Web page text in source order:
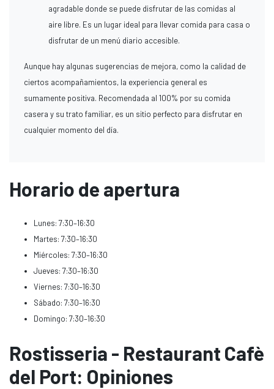
agradable donde se puede disfrutar de las comidas al
aire libre. Es un lugar ideal para llevar comida para casa o
disfrutar de un menú diario accesible.
Aunque hay algunas sugerencias de mejora, como la calidad de
ciertos acompañamientos, la experiencia general es
sumamente positiva. Recomendada al 100% por su comida
casera y su trato familiar, es un sitio perfecto para disfrutar en
cualquier momento del día.
Horario de apertura
Lunes: 7:30–16:30
Martes: 7:30–16:30
Miércoles: 7:30–16:30
Jueves: 7:30–16:30
Viernes: 7:30–16:30
Sábado: 7:30–16:30
Domingo: 7:30–16:30
Rostisseria - Restaurant Cafè
del Port: Opiniones